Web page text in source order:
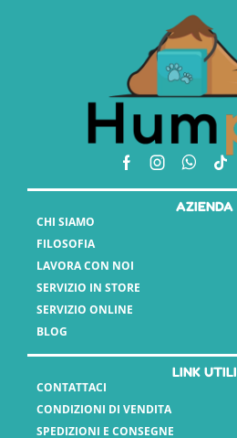
AZIENDA
CHI SIAMO
FILOSOFIA
LAVORA CON NOI
SERVIZIO IN STORE
SERVIZIO ONLINE
BLOG
LINK UTILI
CONTATTACI
CONDIZIONI DI VENDITA
SPEDIZIONI E CONSEGNE